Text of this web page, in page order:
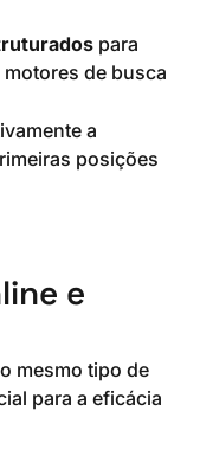
para
de busca
a
posições
e
mesmo tipo de
para a eficácia